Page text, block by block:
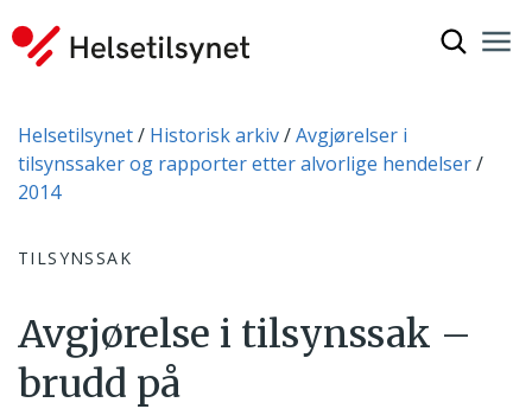
Du er her:
Helsetilsynet Historisk arkiv
Avgjørelser i
tilsynssaker og rapporter etter alvorlige hendelser
2014
TILSYNSSAK
Avgjørelse i tilsynssak –
brudd på